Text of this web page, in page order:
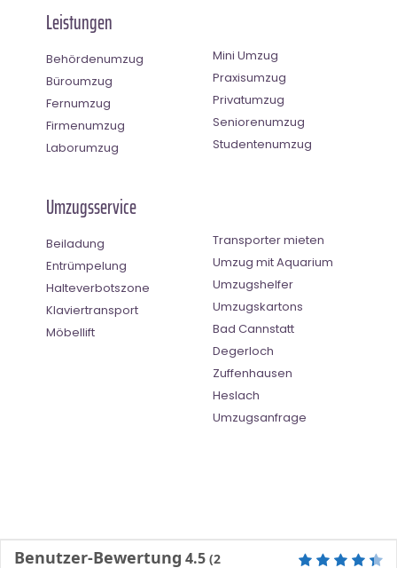
Leistungen
Behördenumzug
Büroumzug
Fernumzug
Firmenumzug
Laborumzug
Mini Umzug
Praxisumzug
Privatumzug
Seniorenumzug
Studentenumzug
Umzugsservice
Beiladung
Entrümpelung
Halteverbotszone
Klaviertransport
Möbellift
Transporter mieten
Umzug mit Aquarium
Umzugshelfer
Umzugskartons
Bad Cannstatt
Degerloch
Zuffenhausen
Heslach
Umzugsanfrage
Benutzer-Bewertung 4.5 (2